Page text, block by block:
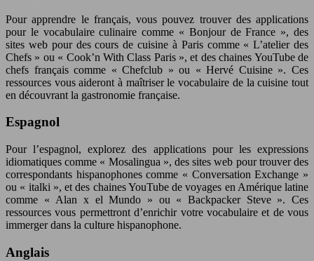
Pour apprendre le français, vous pouvez trouver des applications
pour le vocabulaire culinaire comme « Bonjour de France », des
sites web pour des cours de cuisine à Paris comme « L’atelier des
Chefs » ou « Cook’n With Class Paris », et des chaines YouTube de
chefs français comme « Chefclub » ou « Hervé Cuisine ». Ces
ressources vous aideront à maîtriser le vocabulaire de la cuisine tout
en découvrant la gastronomie française.
Espagnol
Pour l’espagnol, explorez des applications pour les expressions
idiomatiques comme « Mosalingua », des sites web pour trouver des
correspondants hispanophones comme « Conversation Exchange »
ou « italki », et des chaines YouTube de voyages en Amérique latine
comme « Alan x el Mundo » ou « Backpacker Steve ». Ces
ressources vous permettront d’enrichir votre vocabulaire et de vous
immerger dans la culture hispanophone.
Anglais